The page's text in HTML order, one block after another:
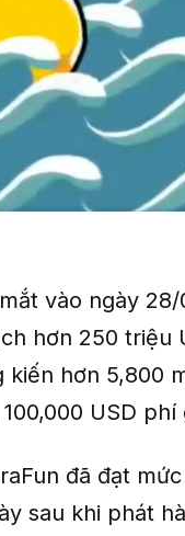
vào ngày
hơn 250 triệu
hơn 5,800
USD phí
đã đạt
sau khi phát